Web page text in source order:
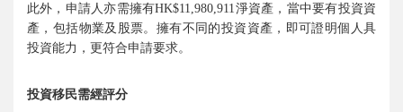
此外，申請人亦需擁有HK$11,980,911淨資產，當中要有投資資
產，包括物業及股票。擁有不同的投資資產，即可證明個人具
投資能力，更符合申請要求。
投資移民需經評分